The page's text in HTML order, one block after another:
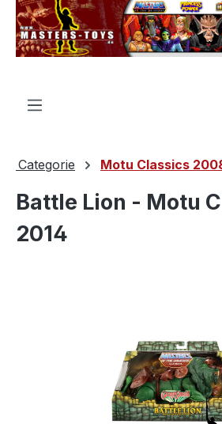
principale
Categorie Motu Classics
Battle Lion - Motu
2014